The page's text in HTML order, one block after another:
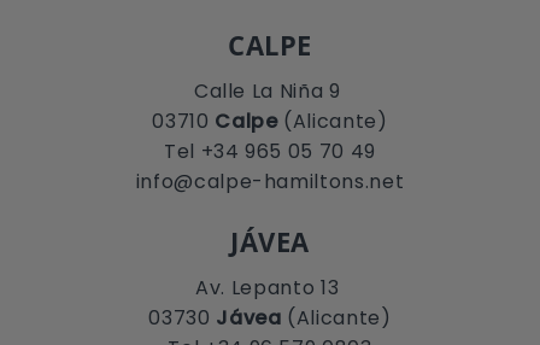
CALPE
Calle La Niña 9
03710 Calpe(Alicante)
Tel +34 965 05 70 49
info@calpe-hamiltons.net
JÁVEA
Av. Lepanto 13
03730 Jávea (Alicante)